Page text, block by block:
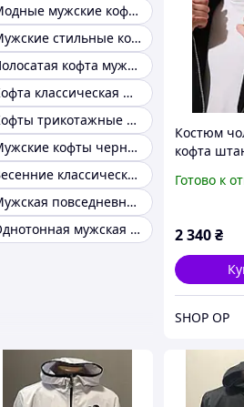
Модные мужские кофты
Мужские стильные кофты
Полосатая кофта мужская
Кофта классическая мужская
Кофты трикотажные мужские
Мужские кофты черного цвета повседневные
Весенние классические кофты мужские
Мужская повседневная кофта
Однотонная мужская кофта
Костюм
кофта
Готово к
2 340₴
SHOP OP